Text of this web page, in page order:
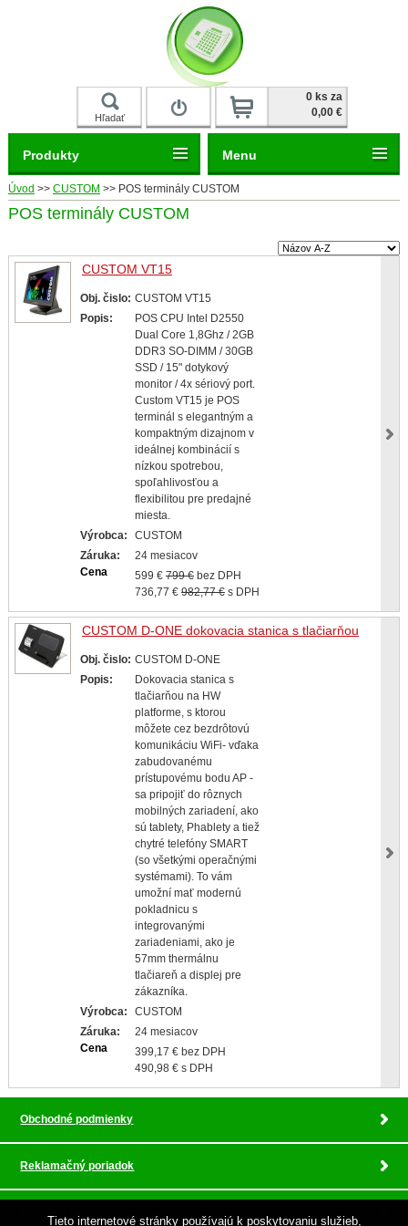
Hľadať
0 ks za
0,00 €
Úvod >> CUSTOM >> POS terminály CUSTOM
POS terminály CUSTOM
CUSTOM VT15
Obj. čislo: CUSTOM VT15
Popis:
POS CPU Intel D2550
Dual Core 1,8Ghz / 2GB
DDR3 SO-DIMM / 30GB
SSD / 15" dotykový
monitor / 4x sériový port.
Custom VT15 je POS
terminál s elegantným a
kompaktným dizajnom v
ideálnej kombinácií s
nízkou spotrebou,
spoľahlivosťou a
flexibilitou pre predajné
miesta.
Výrobca:
CUSTOM
Záruka:
24 mesiacov
Cena
599 € 799 €bez DPH
736,77 € 982,77 €s DPH
CUSTOM D-ONE dokovacia stanica s tlačiarňou
Obj. čislo: CUSTOM D-ONE
Popis:
Dokovacia stanica s
tlačiarňou na HW
platforme, s ktorou
môžete cez bezdrôtovú
komunikáciu WiFi- vďaka
zabudovanému
prístupovému bodu AP -
sa pripojiť do rôznych
mobilných zariadení, ako
sú tablety, Phablety a tiež
chytré telefóny SMART
(so všetkými operačnými
systémami). To vám
umožní mať modernú
pokladnicu s
integrovanými
zariadeniami, ako je
57mm thermálnu
tlačiareň a displej pre
zákazníka.
Výrobca:
CUSTOM
Záruka:
24 mesiacov
Cena
399,17 € bez DPH
490,98 € s DPH
Produkty
Obchodné podmienky
Reklamačný poriadok
Menu
Tieto internetové stránky používajú k poskytovaniu služieb,